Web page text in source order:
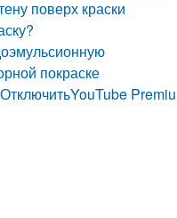
поверх краски
покраске